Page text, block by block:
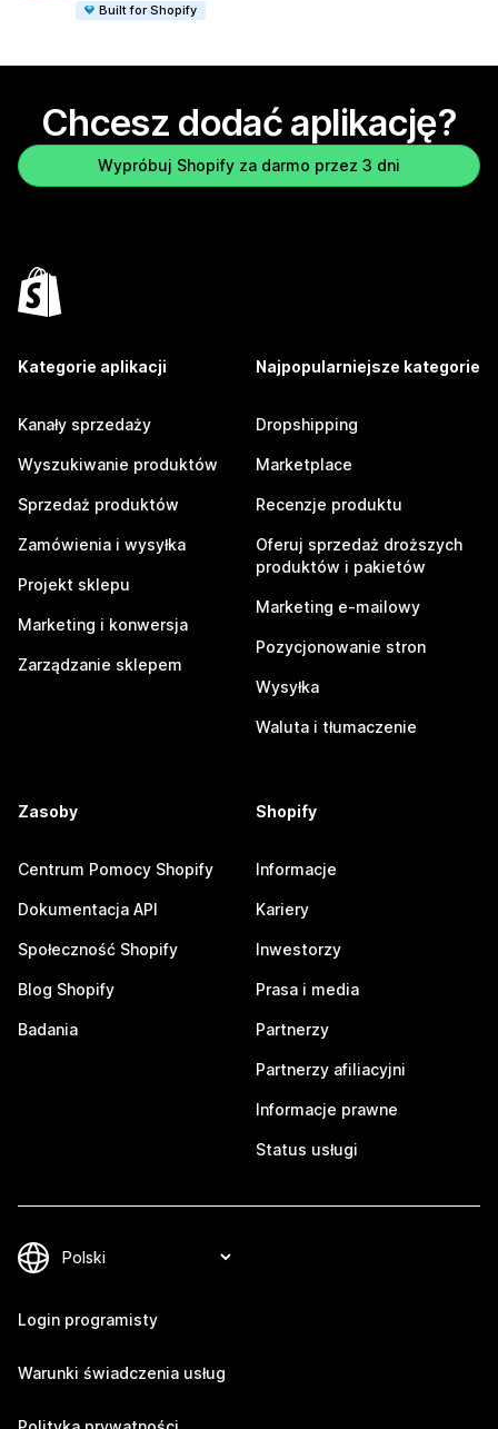
Built for Shopify
Chcesz dodać aplikację?
Wypróbuj Shopify za darmo przez 3 dni
Kategorie aplikacji
Kanały sprzedaży
Wyszukiwanie produktów
Sprzedaż produktów
Zamówienia i wysyłka
Projekt sklepu
Marketing i konwersja
Zarządzanie sklepem
Najpopularniejsze kategorie
Dropshipping
Marketplace
Recenzje produktu
Oferuj sprzedaż droższych
produktów i pakietów
Marketing e-mailowy
Pozycjonowanie stron
Wysyłka
Waluta i tłumaczenie
Zasoby
Centrum Pomocy Shopify
Dokumentacja API
Społeczność Shopify
Blog Shopify
Badania
Shopify
Informacje
Kariery
Inwestorzy
Prasa i media
Partnerzy
Partnerzy afiliacyjni
Informacje prawne
Status usługi
Login programisty
Warunki świadczenia usług